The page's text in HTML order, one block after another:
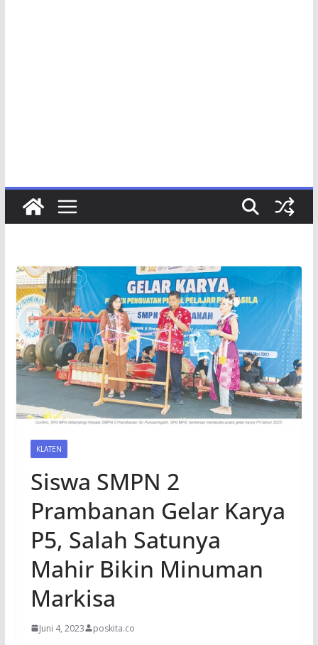
KLATEN
Siswa SMPN 2
Prambanan Gelar Karya
P5, Salah Satunya
Mahir Bikin Minuman
Markisa
Juni 4, 2023 poskita.co